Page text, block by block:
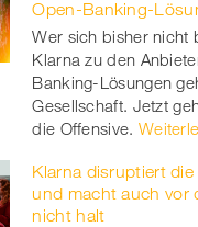
Open-Banking-
Wer sich bisher nicht
Klarna zu den
Banking-Lösungen
Gesellschaft. Jetzt
die Offensive.
Klarna disruptiert
und macht auch vor
nicht halt